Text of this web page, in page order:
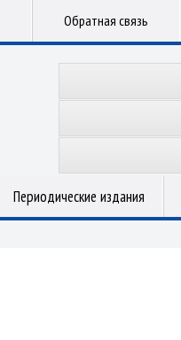
Обратная связь
Периодические издания